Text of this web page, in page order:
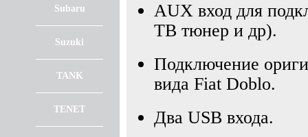
Subaru
Suzuki
TANK
TENET
AUX вход для
ТВ тюнер и др).
Подключение
вида Fiat Doblo.
Два USB входа.